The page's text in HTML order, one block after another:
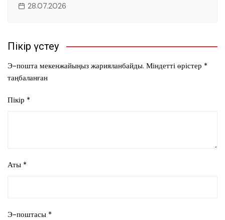
28.07.2026
Пікір үстеу
Э-пошта мекенжайыңыз жарияланбайды. Міндетті өрістер *
таңбаланған
Пікір *
Аты *
Э-поштасы *